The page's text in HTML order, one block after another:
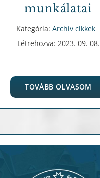
munkálatai
Kategória: Archív cikkek
Létrehozva: 2023. 09. 08.
TOVÁBB OLVASOM